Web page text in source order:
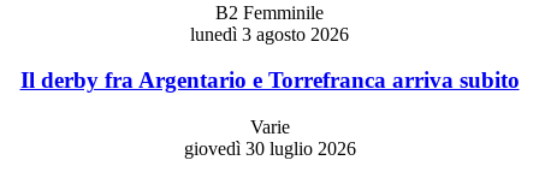
B2 Femminile
lunedì 3 agosto 2026
Il derby fra Argentario e Torrefranca arriva subito
Varie
giovedì 30 luglio 2026